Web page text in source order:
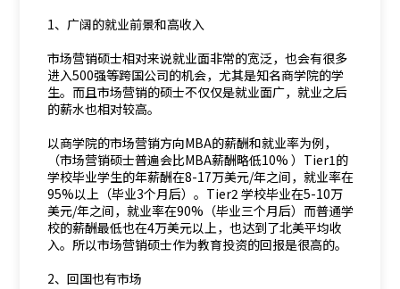
1、广阔的就业前景和高收入
市场营销硕士相对来说就业面非常的宽泛，也会有很多
进入500强等跨国公司的机会，尤其是知名商学院的学
生。而且市场营销的硕士不仅仅是就业面广，就业之后
的薪水也相对较高。
以商学院的市场营销方向MBA的薪酬和就业率为例，
（市场营销硕士普遍会比MBA薪酬略低10% ）Tier1的
学校毕业学生的年薪酬在8-17万美元/年之间，就业率在
95%以上（毕业3个月后）。Tier2 学校毕业在5-10万
美元/年之间，就业率在90%（毕业三个月后）而普通学
校的薪酬最低也在4万美元以上，也达到了北美平均收
入。所以市场营销硕士作为教育投资的回报是很高的。
2、回国也有市场